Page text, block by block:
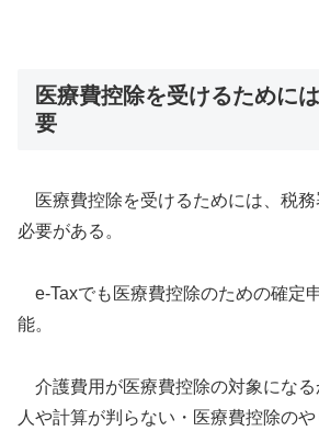
医療費控除を受けるために
要
医療費控除を受けるためには、税務
必要がある。
e-Taxでも医療費控除のための確定
能。
介護費用が医療費控除の対象になる
人や計算が判らない・医療費控除の